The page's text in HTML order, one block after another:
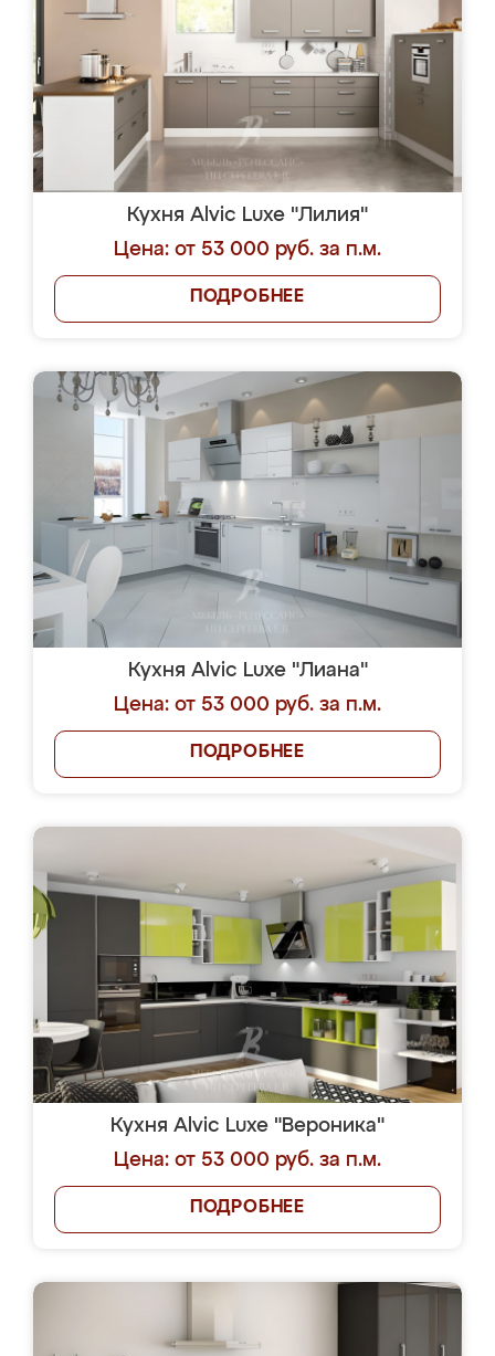
Кухня Alvic Luxe "Лилия"
Цена: от 53 000 руб. за п.м.
ПОДРОБНЕЕ
Кухня Alvic Luxe "Лиана"
Цена: от 53 000 руб. за п.м.
ПОДРОБНЕЕ
Кухня Alvic Luxe "Вероника"
Цена: от 53 000 руб. за п.м.
ПОДРОБНЕЕ